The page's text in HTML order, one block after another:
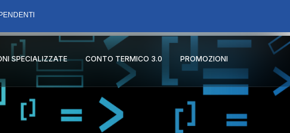
SPECIALIZZATE CONTO TERMICO 3.0 PROMOZIONI